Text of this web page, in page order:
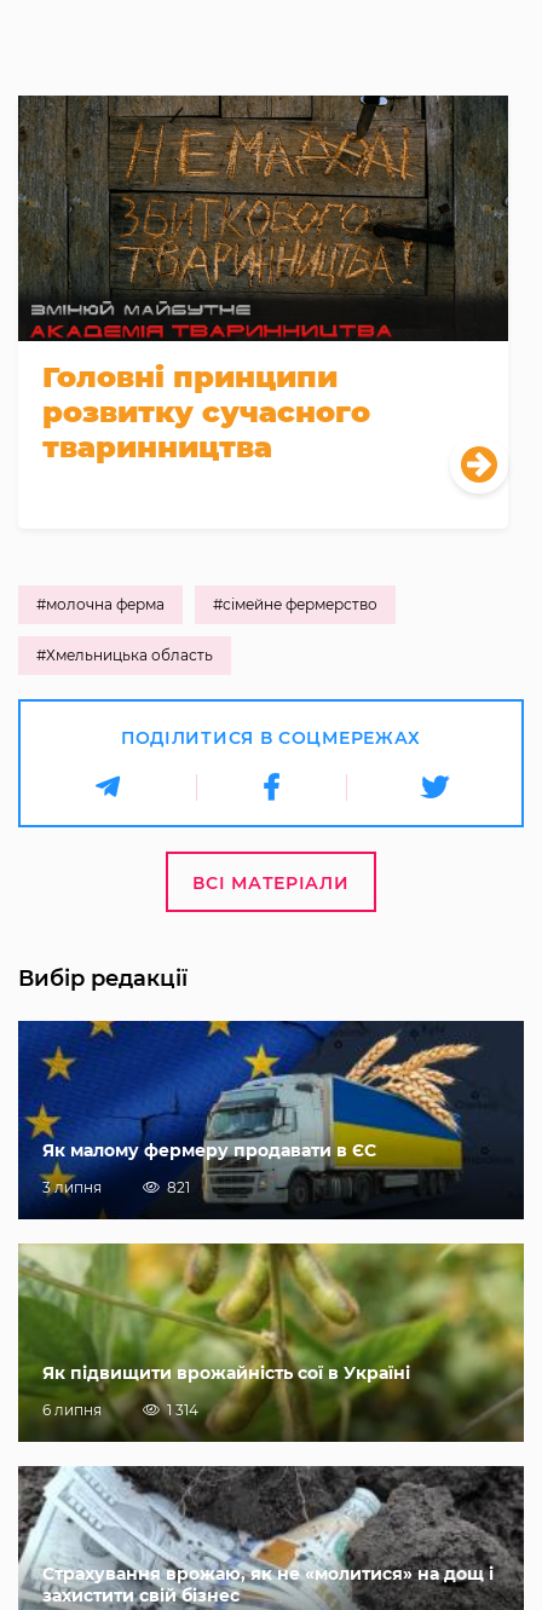
Головні принципи
розвитку сучасного
тваринництва
#молочна ферма #сімейне фермерство
#Хмельницька область
ПОДІЛИТИСЯ В СОЦМЕРЕЖАХ
ВСІ МАТЕРІАЛИ
Вибір редакції
Як малому фермеру продавати в ЄС
3 липня 821
Як підвищити врожайність сої в Україні
6 липня 1 314
Страхування врожаю, як не «молитися» на дощ і
захистити свій бізнес